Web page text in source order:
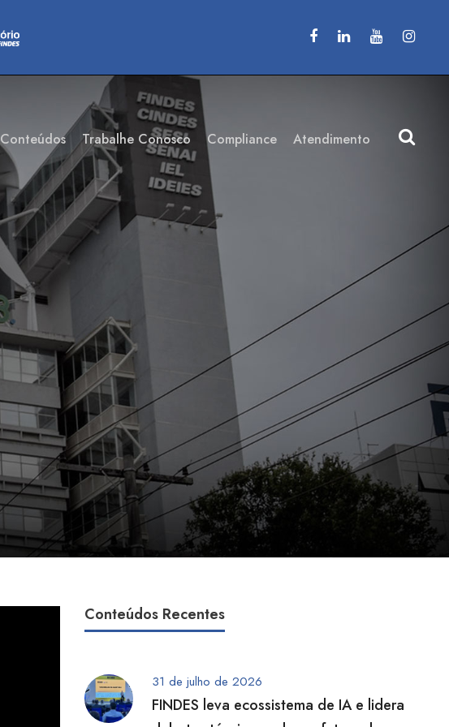
Conteúdos Trabalhe Conosco Compliance Atendimento
Conteúdos Recentes
31 de julho de 2026
FINDES leva ecossistema de IA e lidera